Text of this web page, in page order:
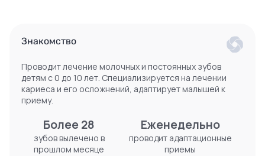
Знакомство
Проводит лечение молочных и постоянных зубов
детям с 0 до 10 лет. Специализируется на лечении
кариеса и его осложнений, адаптирует малышей к
приему.
Более 28 Еженедельно
зубов вылечено в
прошлом месяце
проводит адаптационные
приемы